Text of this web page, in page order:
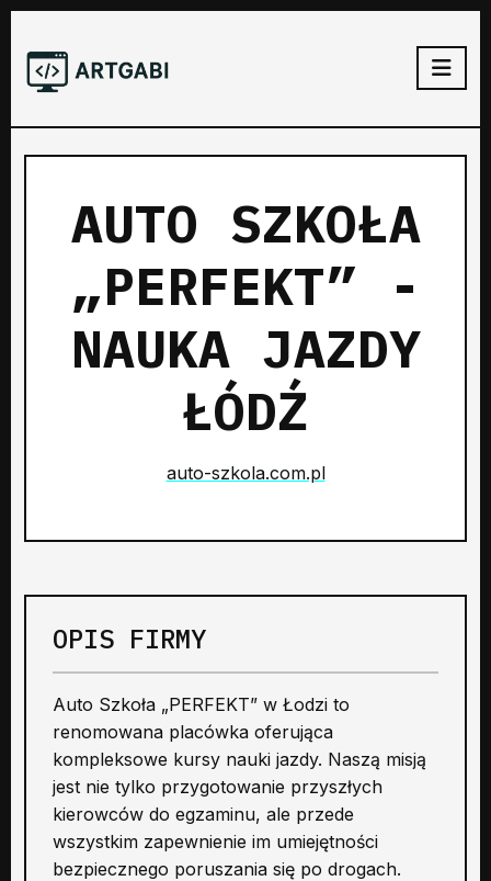
AUTO SZKOŁA
„PERFEKT” -
NAUKA JAZDY
ŁÓDŹ
auto-szkola.com.pl
OPIS FIRMY
Auto Szkoła „PERFEKT” w Łodzi to
renomowana placówka oferująca
kompleksowe kursy nauki jazdy. Naszą misją
jest nie tylko przygotowanie przyszłych
kierowców do egzaminu, ale przede
wszystkim zapewnienie im umiejętności
bezpiecznego poruszania się po drogach.